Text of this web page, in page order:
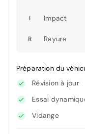
I Impact
R Rayure
Préparation du
Révision à jour
Essai
Vidange